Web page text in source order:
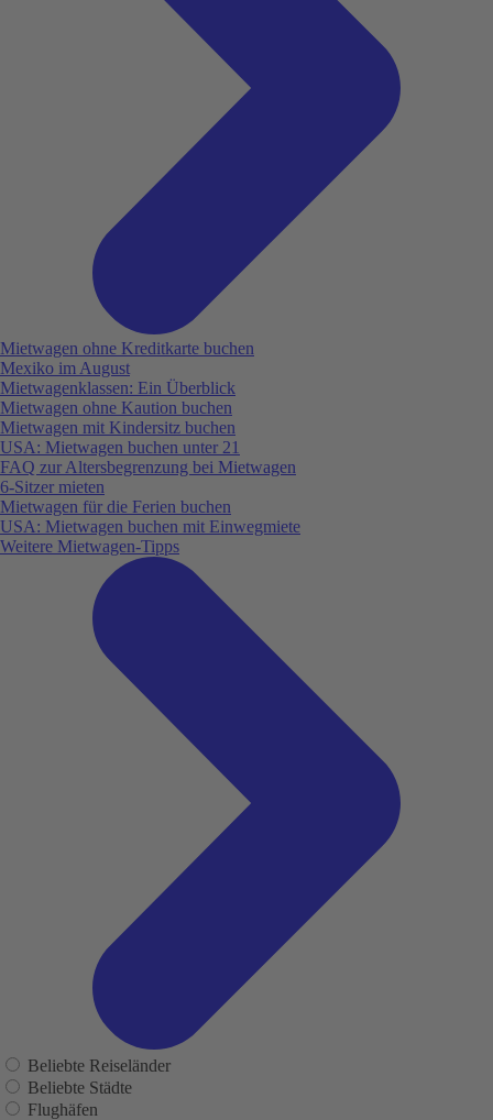
Mietwagen ohne Kreditkarte buchen
Mexiko im August
Mietwagenklassen: Ein Überblick
Mietwagen ohne Kaution buchen
Mietwagen mit Kindersitz buchen
USA: Mietwagen buchen unter 21
FAQ zur Altersbegrenzung bei Mietwagen
6-Sitzer mieten
Mietwagen für die Ferien buchen
USA: Mietwagen buchen mit Einwegmiete
Weitere Mietwagen-Tipps
Beliebte Reiseländer
Beliebte Städte
Flughäfen